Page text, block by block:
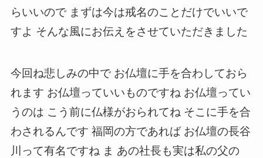
らいいので まずは今は戒名のことだけでいいで
すよ そんな風にお伝えをさせていただきました
今回ね悲しみの中で お仏壇に手を合わしておら
れます お仏壇っていいものですね お仏壇ってい
うのは こう前に仏様がおられてね そこに手を合
わされるんです 福岡の方であれば お仏壇の長谷
川って有名ですね ま あの社長も実は私の父の